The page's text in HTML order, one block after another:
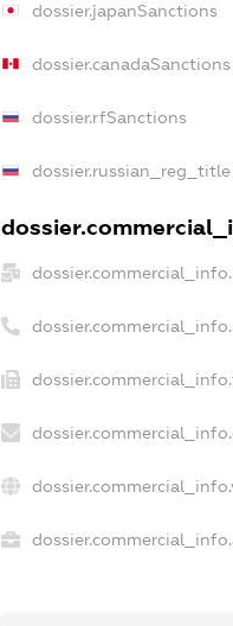
dossier.japanSanctions
dossier.canadaSanctions
dossier.rfSanctions
dossier.russian_reg_title